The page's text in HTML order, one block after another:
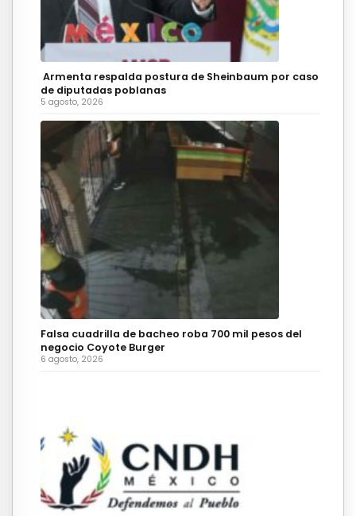
Armenta respalda postura de Sheinbaum por caso
de diputadas poblanas
5 agosto, 2026
Falsa cuadrilla de bacheo roba 700 mil pesos del
negocio Coyote Burger
6 agosto, 2026